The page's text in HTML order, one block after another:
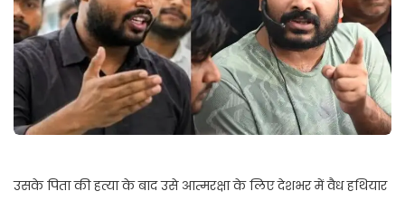
उसके पिता की हत्या के बाद उसे आत्मरक्षा के लिए देशभर में वैध हथियार